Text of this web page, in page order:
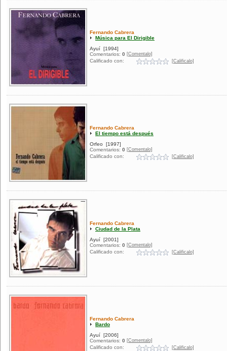
Fernando Cabrera
Música para El Dirigible
Ayuí [1994]
Comentarios: 0 [Comentalo]
Calificado con: [Calificalo]
Fernando Cabrera
El tiempo está después
Orfeo
[1997]
Comentarios: 0 [Comentalo]
Calificado con: [Calificalo]
Fernando Cabrera
Ciudad de la Plata
Ayuí [2001]
Comentarios: 0 [Comentalo]
Calificado con: [Calificalo]
Fernando Cabrera
Bardo
Ayuí [2006]
Comentarios: 0 [Comentalo]
Calificado con: [Calificalo]